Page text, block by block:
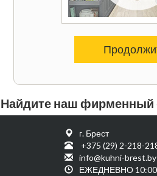
Найдите наш фирменный
г. Брест
+375 (29) 2-218-
info@kuhni-brest.by
ЕЖЕДНЕВНО 10:00